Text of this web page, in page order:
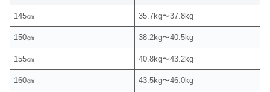
145㎝ 35.7kg〜37.8kg
150㎝ 38.2kg〜40.5kg
155㎝ 40.8kg〜43.2kg
160㎝ 43.5kg〜46.0kg